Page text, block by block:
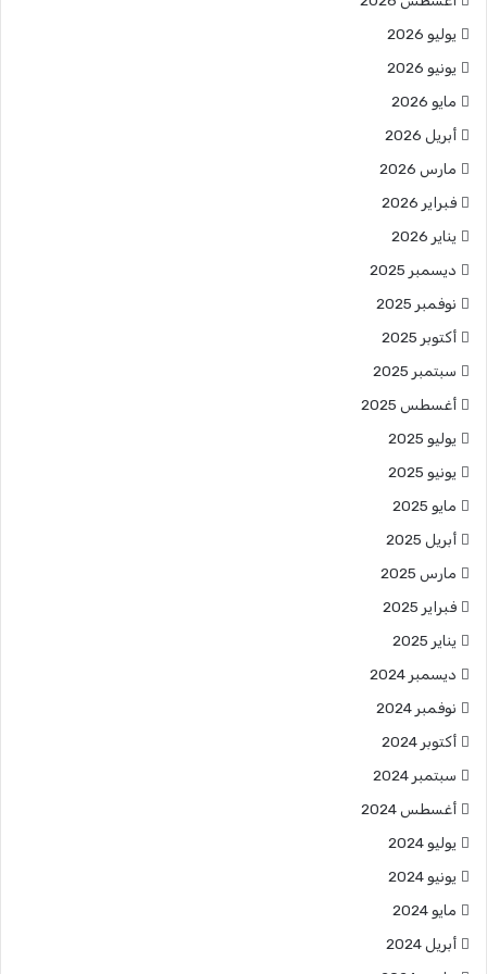
يوليو 2026
يونيو 2026
مايو 2026
أبريل 2026
مارس 2026
فبراير 2026
يناير 2026
ديسمبر 2025
نوفمبر 2025
أكتوبر 2025
سبتمبر 2025
أغسطس 2025
يوليو 2025
يونيو 2025
مايو 2025
أبريل 2025
مارس 2025
فبراير 2025
يناير 2025
ديسمبر 2024
نوفمبر 2024
أكتوبر 2024
سبتمبر 2024
أغسطس 2024
يوليو 2024
يونيو 2024
مايو 2024
أبريل 2024